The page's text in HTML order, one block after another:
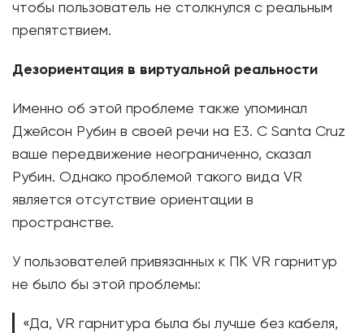
чтобы пользователь не столкнулся с реальным
препятствием.
Дезориентация в виртуальной реальности
Именно об этой проблеме также упоминал
Джейсон Рубин в своей речи на E3. С Santa Cruz
ваше передвижение неограниченно, сказал
Рубин. Однако проблемой такого вида VR
является отсутствие ориентации в
пространстве.
У пользователей привязанных к ПК VR гарнитур
не было бы этой проблемы:
«Да, VR гарнитура была бы лучше без кабеля,